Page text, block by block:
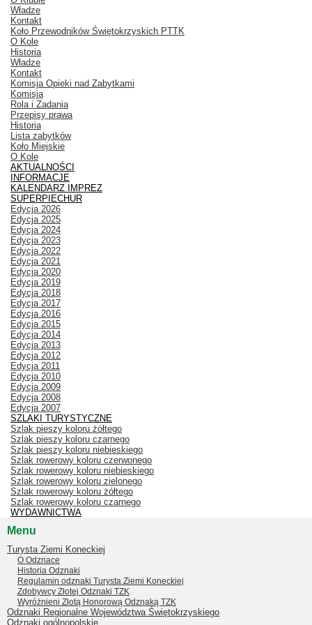
Władze
Kontakt
Koło Przewodników Świętokrzyskich PTTK
O Kole
Historia
Władze
Kontakt
Komisja Opieki nad Zabytkami
Komisja
Rola i Zadania
Przepisy prawa
Historia
Lista zabytków
Koło Miejskie
O Kole
AKTUALNOŚCI
INFORMACJE
KALENDARZ IMPREZ
SUPERPIECHUR
Edycja 2026
Edycja 2025
Edycja 2024
Edycja 2023
Edycja 2022
Edycja 2021
Edycja 2020
Edycja 2019
Edycja 2018
Edycja 2017
Edycja 2016
Edycja 2015
Edycja 2014
Edycja 2013
Edycja 2012
Edycja 2011
Edycja 2010
Edycja 2009
Edycja 2008
Edycja 2007
SZLAKI TURYSTYCZNE
Szlak pieszy koloru żółtego
Szlak pieszy koloru czarnego
Szlak pieszy koloru niebieskiego
Szlak rowerowy koloru czerwonego
Szlak rowerowy koloru niebieskiego
Szlak rowerowy koloru zielonego
Szlak rowerowy koloru żółtego
Szlak rowerowy koloru czarnego
WYDAWNICTWA
Menu
Turysta Ziemi Koneckiej
O Odznace
Historia Odznaki
Regulamin odznaki Turysta Ziemi Koneckiej
Zdobywcy Złotej Odznaki TZK
Wyróżnieni Złotą Honorową Odznaką TZK
Odznaki Regionalne Województwa Świętokrzyskiego
Odznaki ogólnopolskie